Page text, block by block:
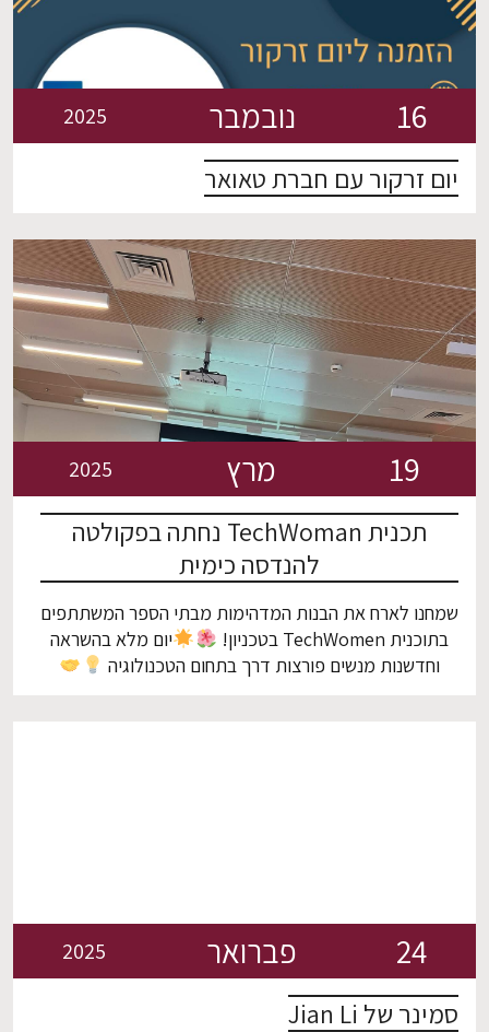
16 נובמבר 2025
יום זרקור עם חברת טאואר
19 מרץ 2025
תכנית TechWoman נחתה בפקולטה
להנדסה כימית
שמחנו לארח את הבנות המדהימות מבתי הספר המשתתפים
בתוכנית TechWomen בטכניון!
יום מלא בהשראה
וחדשנות מנשים פורצות דרך בתחום הטכנולוגיה
24 פברואר 2025
סמינר של Jian Li